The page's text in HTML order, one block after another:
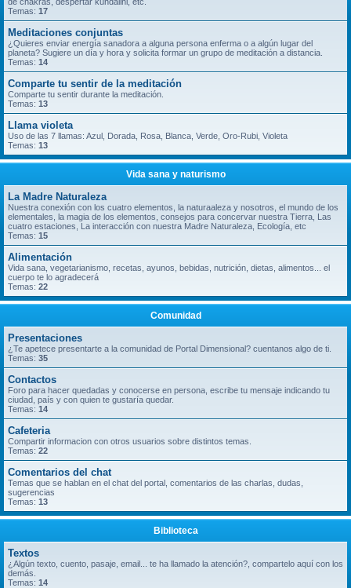
Temas: 17
Meditaciones conjuntas
¿Quieres enviar energía sanadora a alguna persona enferma o a algún lugar del
planeta? Sugiere un día y hora y solicita formar un grupo de meditación a distancia.
Temas: 14
Comparte tu sentir de la meditación
Comparte tu sentir durante la meditación.
Temas: 13
Llama violeta
Uso de las 7 llamas: Azul, Dorada, Rosa, Blanca, Verde, Oro-Rubi, Violeta
Temas: 13
Vida sana y naturismo
La Madre Naturaleza
Nuestra conexión con los cuatro elementos, la naturaaleza y nosotros, el mundo de los
elementales, la magia de los elementos, consejos para concervar nuestra Tierra, Las
cuatro estaciones, La interacción con nuestra Madre Naturaleza, Ecología, etc
Temas: 15
Alimentación
Vida sana, vegetarianismo, recetas, ayunos, bebidas, nutrición, dietas, alimentos... el
cuerpo te lo agradecerá
Temas: 22
Comunidad
Presentaciones
¿Te apetece presentarte a la comunidad de Portal Dimensional? cuentanos algo de ti.
Temas: 35
Contactos
Foro para hacer quedadas y conocerse en persona, escribe tu mensaje indicando tu
ciudad, país y con quien te gustaría quedar.
Temas: 14
Cafeteria
Compartir informacion con otros usuarios sobre distintos temas.
Temas: 22
Comentarios del chat
Temas que se hablan en el chat del portal, comentarios de las charlas, dudas,
sugerencias
Temas: 13
Biblioteca
Textos
¿Algún texto, cuento, pasaje, email... te ha llamado la atención?, compartelo aquí con los
demás.
Temas: 14